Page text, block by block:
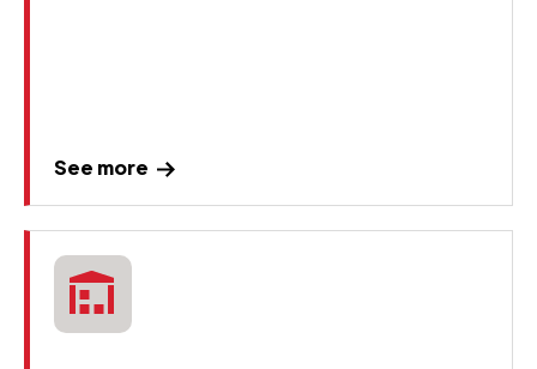
See more